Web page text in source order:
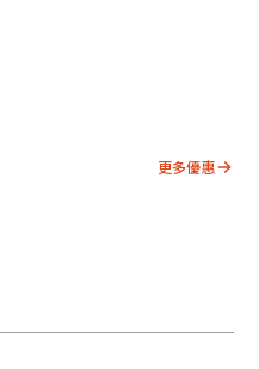
更多優惠